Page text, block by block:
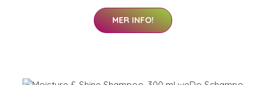
MER INFO!